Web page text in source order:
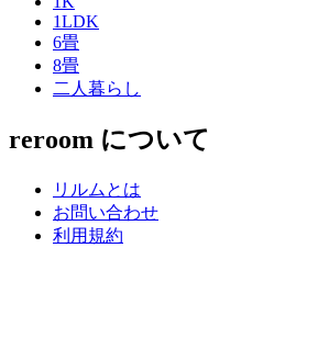
1LDK
6畳
8畳
二人暮らし
reroom について
リルムとは
お問い合わせ
利用規約